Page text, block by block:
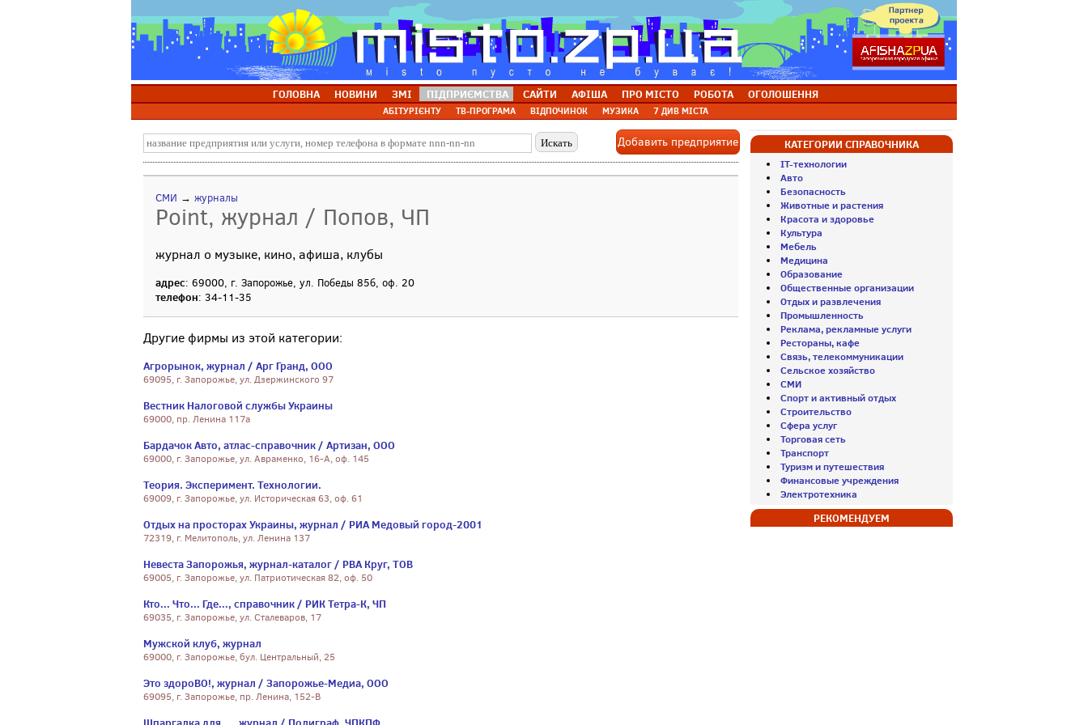
ГОЛОВНА НОВИНИ ЗМІ ПІДПРИЄМСТВА САЙТИ АФІША ПРО МІСТО РОБОТА ОГОЛОШЕННЯ
АБІТУРІЄНТУ ТВ-ПРОГРАМА ВІДПОЧИНОК МУЗИКА 7 ДИВ МІСТА
Добавить предприятие
СМИ → журналы
Point, журнал / Попов, ЧП
журнал о музыке, кино, афиша, клубы
адрес: 69000, г. Запорожье, ул. Победы 85б, оф. 20
телефон: 34-11-35
Другие фирмы из этой категории:
Агрорынок, журнал / Арг Гранд, ООО
69095, г. Запорожье, ул. Дзержинского 97
Вестник Налоговой службы Украины
69000, пр. Ленина 117а
Бардачок Авто, атлас-справочник / Артизан, ООО
69000, г. Запорожье, ул. Авраменко, 16-А, оф. 145
Теория. Эксперимент. Технологии.
69009, г. Запорожье, ул. Историческая 63, оф. 61
Отдых на просторах Украины, журнал / РИА Медовый город-2001
72319, г. Мелитополь, ул. Ленина 137
Невеста Запорожья, журнал-каталог / РВА Круг, ТОВ
69005, г. Запорожье, ул. Патриотическая 82, оф. 50
Кто... Что... Где..., справочник / РИК Тетра-К, ЧП
69035, г. Запорожье, ул. Сталеваров, 17
Мужской клуб, журнал
69000, г. Запорожье, бул. Центральный, 25
Это здороВО!, журнал / Запорожье-Медиа, ООО
69095, г. Запорожье, пр. Ленина, 152-В
КАТЕГОРИИ СПРАВОЧНИКА
IT-технологии
Авто
Безопасность
Животные и растения
Красота и здоровье
Культура
Мебель
Медицина
Образование
Общественные организации
Отдых и развлечения
Промышленность
Реклама, рекламные услуги
Рестораны, кафе
Связь, телекоммуникации
Сельское хозяйство
СМИ
Спорт и активный отдых
Строительство
Сфера услуг
Торговая сеть
Транспорт
Туризм и путешествия
Финансовые учреждения
Электротехника
РЕКОМЕНДУЕМ